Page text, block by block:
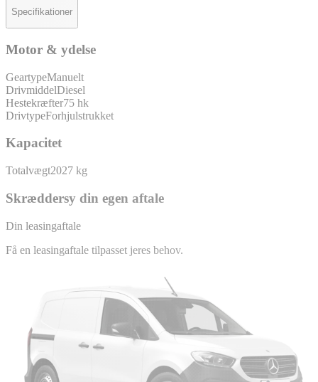
Specifikationer
Motor & ydelse
GeartypeManuelt
DrivmiddelDiesel
Hestekræfter75 hk
DrivtypeForhjulstrukket
Kapacitet
Totalvægt2027 kg
Skræddersy din egen aftale
Din leasingaftale
Få en leasingaftale tilpasset jeres behov.